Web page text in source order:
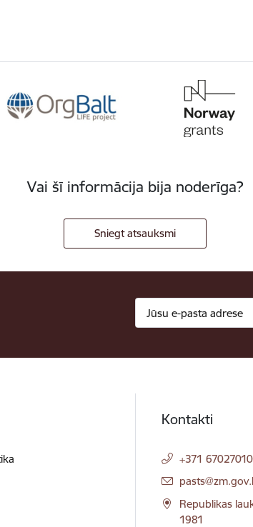
Vai šī informācija bija noderīga?
Sniegt atsauksmi
Kontakti
+371 67027010
E-pasts:
Republikas
1981